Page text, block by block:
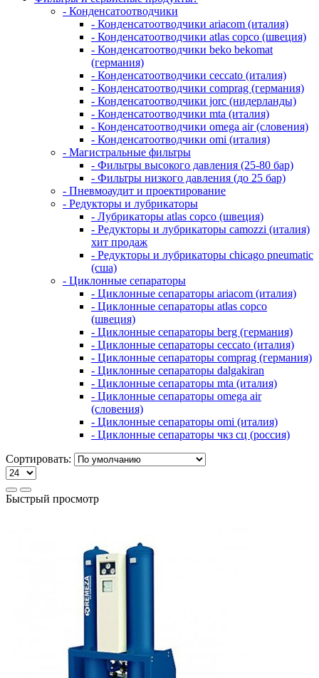
- Конденсатоотводчики
- Конденсатоотводчики ariacom (италия)
- Конденсатоотводчики atlas copco (швеция)
- Конденсатоотводчики beko bekomat
(германия)
- Конденсатоотводчики ceccato (италия)
- Конденсатоотводчики comprag (германия)
- Конденсатоотводчики jorc (нидерланды)
- Конденсатоотводчики mta (италия)
- Конденсатоотводчики omega air (словения)
- Конденсатоотводчики omi (италия)
- Магистральные фильтры
- Фильтры высокого давления (25-80 бар)
- Фильтры низкого давления (до 25 бар)
- Пневмоаудит и проектирование
- Редукторы и лубрикаторы
- Лубрикаторы atlas copco (швеция)
- Редукторы и лубрикаторы camozzi (италия)
хит продаж
- Редукторы и лубрикаторы chicago pneumatic
(сша)
- Циклонные сепараторы
- Циклонные сепараторы ariacom (италия)
- Циклонные сепараторы atlas copco
(швеция)
- Циклонные сепараторы berg (германия)
- Циклонные сепараторы ceccato (италия)
- Циклонные сепараторы comprag (германия)
- Циклонные сепараторы dalgakiran
- Циклонные сепараторы mta (италия)
- Циклонные сепараторы omega air
(словения)
- Циклонные сепараторы omi (италия)
- Циклонные сепараторы чкз сц (россия)
Сортировать:
Быстрый просмотр